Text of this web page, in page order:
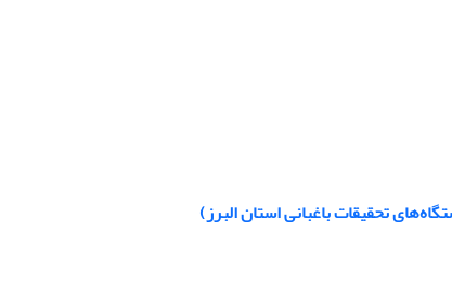
تحقیقات باغبانی استان البرز)